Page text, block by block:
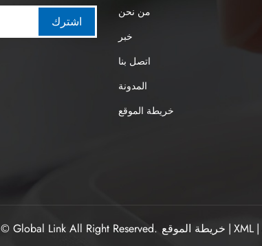
اشترك
من نحن
خبر
اتصل بنا
المدونة
خريطة الموقع
© Global Link All Right Reserved. خريطة الموقع | XML |